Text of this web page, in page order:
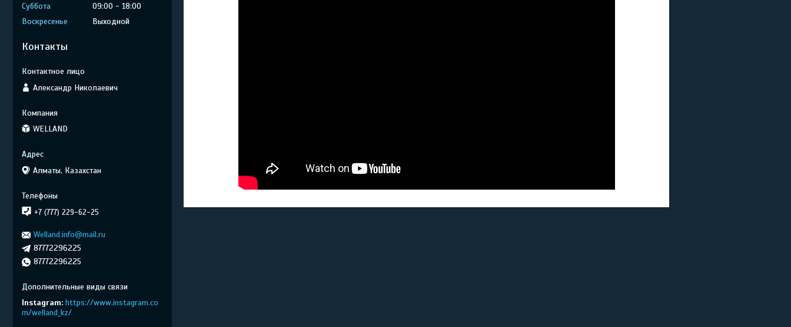
Суббота
09:00
18:00
Воскресенье
Выходной
Контакты
Александр Николаевич
WELLAND
Алматы, Казахстан
+7 (777) 229-62-25
Welland.info@mail.ru
87772296225
87772296225
Instagram https://www.instagram.co
m/welland_kz/